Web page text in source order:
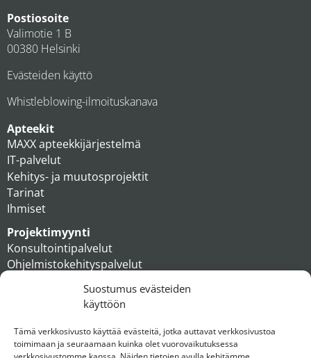
Suostumus evästeiden
käyttöön
Tämä verkkosivusto käyttää evästeitä, jotka auttavat verkkosivustoa
toimimaan ja seuraamaan kuinka olet vuorovaikutuksessa
Postiosoite
Valimotie 1 B
00380 Helsinki
Evästeiden käyttö
Whistleblowing-ilmoituskanava
Apteekit
MAXX apteekkijärjestelmä
IT-palvelut
Kehitys- ja muutosprojektit
Tarinat
Ihmiset
Projektimyynti
Konsultointipalvelut
Ohjelmistokehityspalvelut
Ihmiset
Konserni